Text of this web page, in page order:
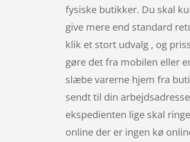
fysiske butikker. Du skal
give mere end standard
klik et stort udvalg , og
gøre det fra mobilen eller
slæbe varerne hjem fra
sendt til din
ekspedienten lige skal
online der er ingen kø